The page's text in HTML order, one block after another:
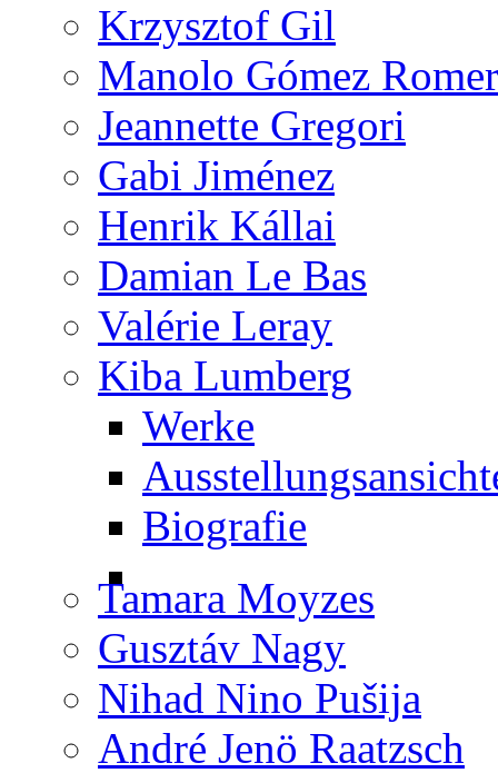
Krzysztof Gil
Manolo Gómez
Jeannette Gregori
Gabi Jiménez
Henrik Kállai
Damian Le Bas
Valérie Leray
Kiba Lumberg
Werke
Biografie
Tamara Moyzes
Gusztáv Nagy
Nihad Nino Pušija
André Jenö Raatzsch